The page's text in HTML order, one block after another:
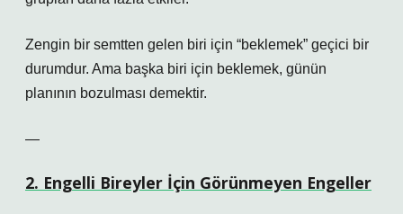
Zengin bir semtten gelen biri için “beklemek” geçici bir
durumdur. Ama başka biri için beklemek, günün
planının bozulması demektir.
—
2. Engelli Bireyler İçin Görünmeyen Engeller